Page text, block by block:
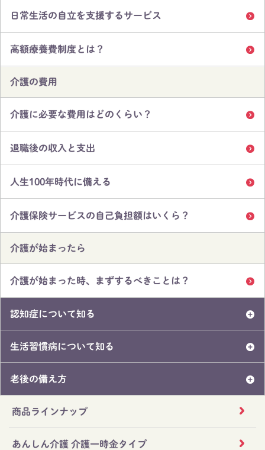
日常生活の自立を支援するサービス
高額療養費制度とは？
介護の費用
介護に必要な費用はどのくらい？
退職後の収入と支出
人生100年時代に備える
介護保険サービスの自己負担額はいくら？
介護が始まったら
介護が始まった時、まずするべきことは？
認知症について知る
生活習慣病について知る
老後の備え方
商品ラインナップ
あんしん介護 介護一時金タイプ